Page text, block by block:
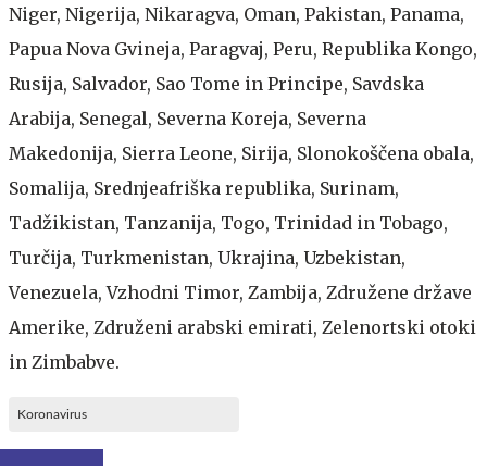
Niger, Nigerija, Nikaragva, Oman, Pakistan, Panama,
Papua Nova Gvineja, Paragvaj, Peru, Republika Kongo,
Rusija, Salvador, Sao Tome in Principe, Savdska
Arabija, Senegal, Severna Koreja, Severna
Makedonija, Sierra Leone, Sirija, Slonokoščena obala,
Somalija, Srednjeafriška republika, Surinam,
Tadžikistan, Tanzanija, Togo, Trinidad in Tobago,
Turčija, Turkmenistan, Ukrajina, Uzbekistan,
Venezuela, Vzhodni Timor, Zambija, Združene države
Amerike, Združeni arabski emirati, Zelenortski otoki
in Zimbabve.
Koronavirus